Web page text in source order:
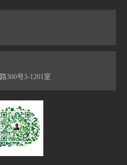
300号3-1201室